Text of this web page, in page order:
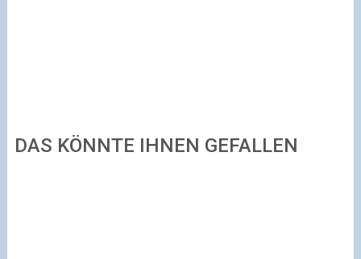
DAS KÖNNTE IHNEN GEFALLEN